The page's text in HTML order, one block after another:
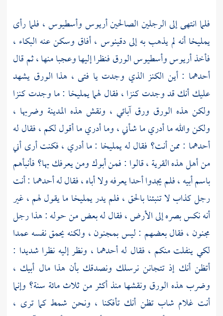
فلما انتهى إلى الرجلين الصالحينأريوسوأسطيوس ، فلما رأى
يمليخاأنه لم يذهب به إلىدقينوس ،أفاق وسكن عنه البكاء ،
فأخذأريوسوأسطيوسالورق فنظرا إليها وعجبا منها ، ثم قال
أحدهما : أين الكنز الذي وجدت يا فتى ، هذا الورق يشهد
عليك أنك قد وجدت كنزا ، فقال لهمايمليخا : ما وجدت كنزا
ولكن هذه الورق ورق آبائي ، ونقش هذه المدينة وضربها ،
ولكن والله ما أدري ما شأني ، وما أدري ما أقول لكم ، فقال له
أحدهما : ممن أنت؟ فقال لهيمليخا : ما أدري ، فكنت أرى أني
من أهل هذه القرية ، قالوا : فمن أبوك ومن يعرفك بها؟ فأنبأهم
باسم أبيه ، فلم يجدوا أحدا يعرفه ولا أباه ، فقال له أحدهما : أنت
رجل كذاب لا تنبئنا بالحق ، فلم يدريمليخاما يقول لهم ، غير
أنه نكس بصره إلى الأرض ، فقال له بعض من حوله : هذا رجل
مجنون ، فقال بعضهم : ليس بمجنون ، ولكنه يحمق نفسه عمدا
لكي ينفلت منكم ، فقال له أحدهما ، ونظر إليه نظرا شديدا :
أتظن أنك إذ تتجانن نرسلك ونصدقك بأن هذا مال أبيك ،
وضرب هذه الورق ونقشها منذ أكثر من ثلاث مائة سنة؟ وإنما
أنت غلام شاب تظن أنك تأفكنا ، ونحن شمط كما ترى ،